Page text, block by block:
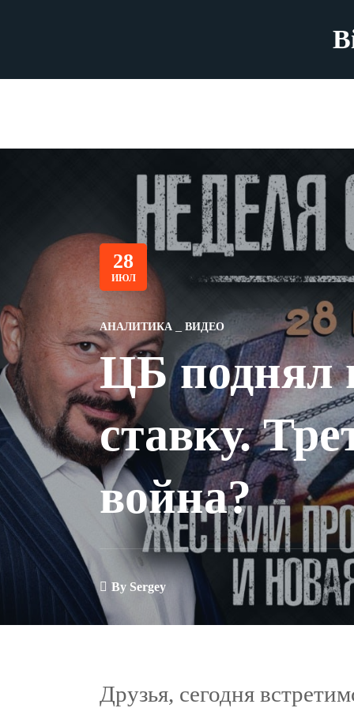
28
ИЮЛ
АНАЛИТИКА ВИДЕО
ЦБ поднял
ставку.
война?
By Sergey
Друзья, сегодня